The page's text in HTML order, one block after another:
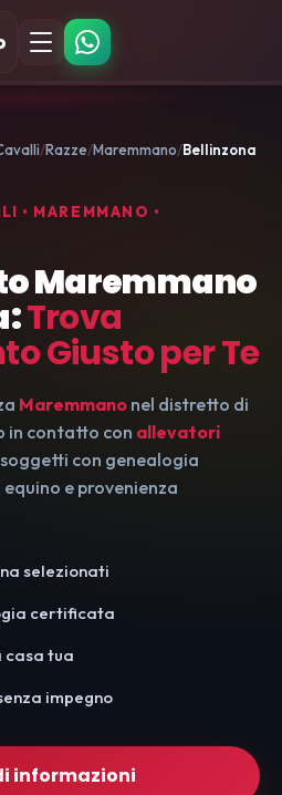
Razze Maremmano Bellinzona
• MAREMMANO •
Maremmano
Trova
Giusto per Te
Maremmano nel distretto di
in contatto con allevatori
con genealogia
e provenienza
selezionati
certificata
casa tua
impegno
informazioni